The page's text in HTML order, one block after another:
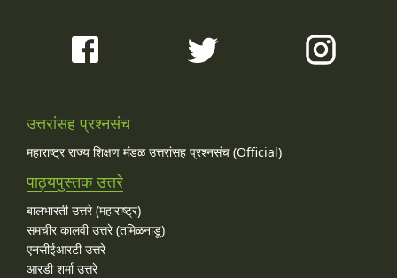
उत्तरांसह प्रश्नसंच
महाराष्ट्र राज्य शिक्षण मंडळ उत्तरांसह प्रश्नसंच (Official)
पाठ्यपुस्तक उत्तरे
बालभारती उत्तरे (महाराष्ट्र)
समचीर कालवी उत्तरे (तमिळनाडू)
एनसीईआरटी उत्तरे
आरडी शर्मा उत्तरे